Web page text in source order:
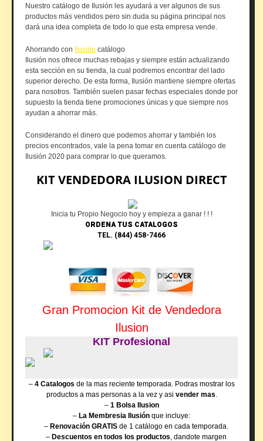
Nuestro catálogo de Ilusión les ayudará a ver algunos de sus
productos más vendidos pero sin duda su página principal nos
dará una idea completa de todo lo que esta empresa vende.
Ahorrando con Ilusión catálogo
Ilusión nos ofrece muchas rebajas y siempre están actualizando
esta sección en su tienda, la cual podremos encontrar del lado
superior derecho. De esta forma, Ilusión mantiene siempre ofertas
para nosotros. También suelen pasar fechas especiales donde por
supuesto la tienda tiene promociones únicas y que siempre nos
ayudan a ahorrar más.
Considerando el dinero que podemos ahorrar y también los
precios encontrados, vale la pena tomar en cuenta catálogo de
Ilusión 2020 para comprar lo que queramos.
KIT VENDEDORA ILUSION DIRECT
Inicia tu Propio Negocio hoy y empieza a ganar ! ! !
ORDENA TUS CATALOGOS
TEL. (844) 458-7466
Gran Promocion Kit de Vendedora
Ilusion
– 4 Catalogos de la mas reciente temporada. Podras mostrar los
productos a mas personas a la vez y asi vender mas.
– 1 Bolsa Ilusion
– La Membresia Ilusión que incluye:
– Renovación GRATISde 1 catálogo en cada temporada.
– Descuentos en todos los productos, dandote margen